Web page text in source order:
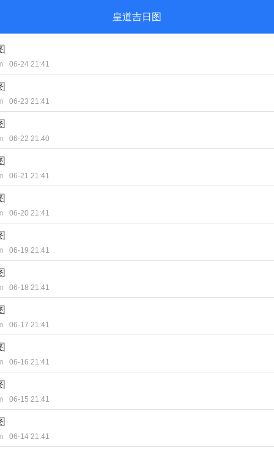
皇道吉日图
06-24 21:41
06-23 21:41
06-22 21:40
06-21 21:41
06-20 21:41
06-19 21:41
06-18 21:41
06-17 21:41
06-16 21:41
06-15 21:41
06-14 21:41